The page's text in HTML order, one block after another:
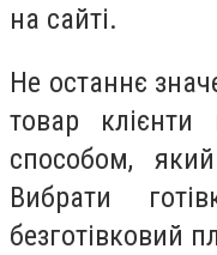
на сайті.
Не останнє
товар
способом,
Вибрати
безготівковий